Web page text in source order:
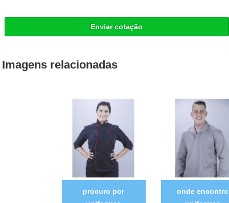
Enviar cotação
Imagens relacionadas
procuro por
onde encontro